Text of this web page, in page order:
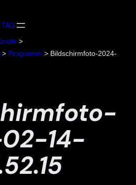
>
> Programm > Bildschirmfoto-2024-
14-